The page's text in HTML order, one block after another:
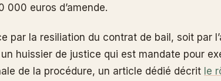
000 euros d’amende.
par la resiliation du contrat de bail, soit par
un huissier de justice qui est mandate pour
de la procédure, un article dédié décrit le